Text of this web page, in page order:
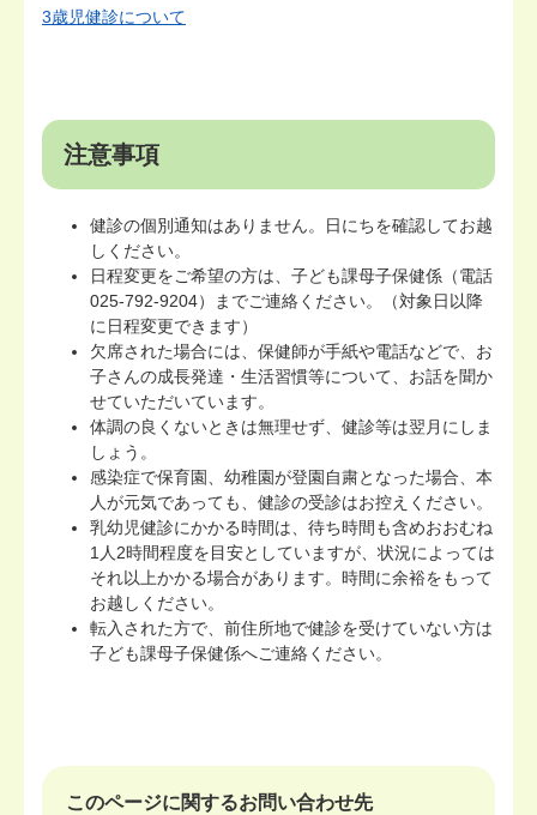
3歳児健診について
注意事項
健診の個別通知はありません。日にちを確認してお越
しください。
日程変更をご希望の方は、子ども課母子保健係（電話
025-792-9204）までご連絡ください。（対象日以降
に日程変更できます）
欠席された場合には、保健師が手紙や電話などで、お
子さんの成長発達・生活習慣等について、お話を聞か
せていただいています。
体調の良くないときは無理せず、健診等は翌月にしま
しょう。
感染症で保育園、幼稚園が登園自粛となった場合、本
人が元気であっても、健診の受診はお控えください。
乳幼児健診にかかる時間は、待ち時間も含めおおむね
1人2時間程度を目安としていますが、状況によっては
それ以上かかる場合があります。時間に余裕をもって
お越しください。
転入された方で、前住所地で健診を受けていない方は
子ども課母子保健係へご連絡ください。
このページに関するお問い合わせ先